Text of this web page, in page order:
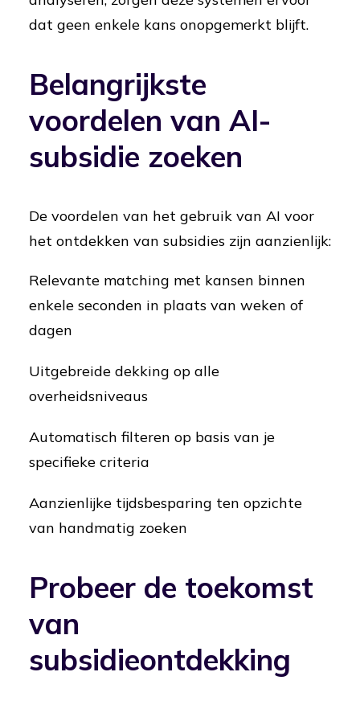
dat geen enkele kans onopgemerkt blijft.
Belangrijkste
voordelen van AI-
subsidie zoeken
De voordelen van het gebruik van AI voor
het ontdekken van subsidies zijn aanzienlijk:
Relevante matching met kansen binnen
enkele seconden in plaats van weken of
dagen
Uitgebreide dekking op alle
overheidsniveaus
Automatisch filteren op basis van je
specifieke criteria
Aanzienlijke tijdsbesparing ten opzichte
van handmatig zoeken
Probeer de toekomst
van
subsidieontdekking